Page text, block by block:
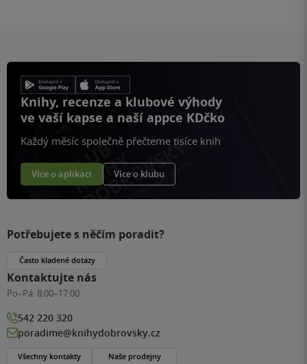
Knihy, recenze a klubové výhody
ve vaší kapse a naší appce KDčko
Každý měsíc společně přečteme tisíce knih
Více o aplikaci Více o klubu
Potřebujete s něčím poradit?
Často kladené dotazy
Kontaktujte nás
Po–Pá: 8:00–17:00
542 220 320
poradime@knihydobrovsky.cz
Všechny kontakty Naše prodejny